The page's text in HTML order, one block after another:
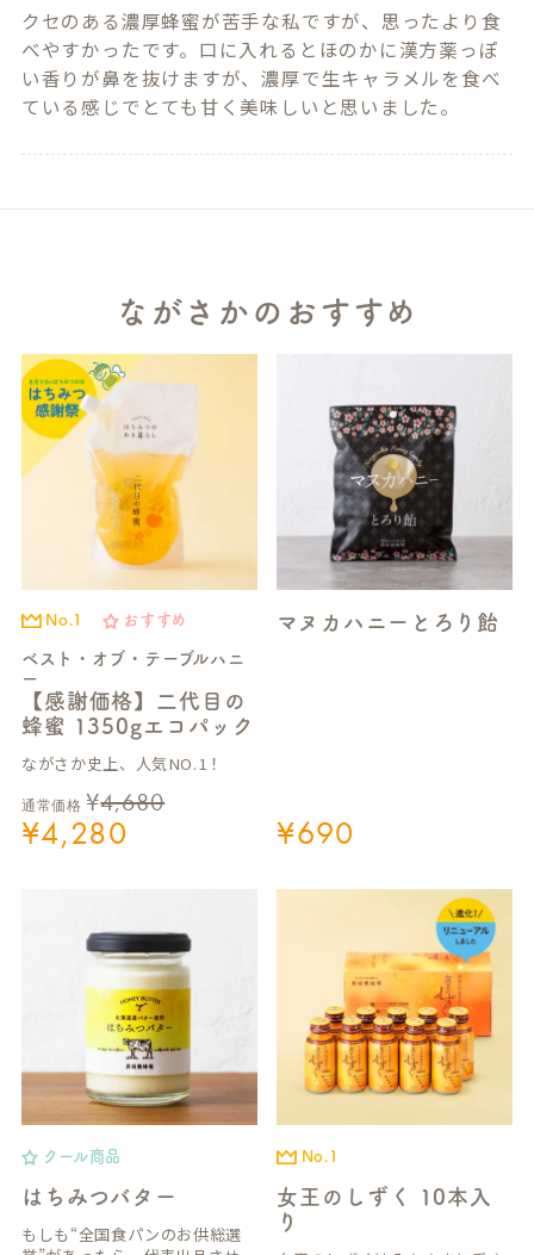
クセのある濃厚蜂蜜が苦手な私ですが、思ったより食
べやすかったです。口に入れるとほのかに漢方薬っぽ
い香りが鼻を抜けますが、濃厚で生キャラメルを食べ
ている感じでとても甘く美味しいと思いました。
ながさかのおすすめ
No.1 おすすめ
ベスト・オブ・テーブルハニ
ー
【感謝価格】二代目の
蜂蜜 1350gエコパック
ながさか史上、人気NO.1！
通常価格 ¥4,680
¥4,280
マヌカハニーとろり飴
¥690
クール商品
はちみつバター
もしも“全国食パンのお供総選
No.1
女王のしずく 10本入
り